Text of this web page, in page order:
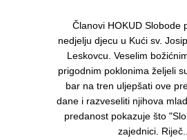
Članovi HOKUD Slobode
nedjelju djecu u Kući sv.
Leskovcu. Veselim
prigodnim poklonima željeli
bar na tren uljepšati ove
dane i razveseliti njihova
predanost pokazuje što
zajednici.